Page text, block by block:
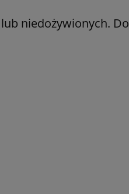
niedożywionych. Do